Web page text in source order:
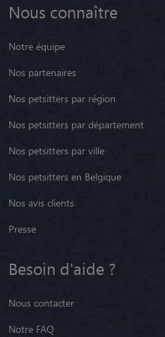
Nous connaître
Notre équipe
Nos partenaires
Nos petsitters par région
Nos petsitters par département
Nos petsitters par ville
Nos petsitters en Belgique
Nos avis clients
Presse
Besoin d'aide ?
Nous contacter
Notre FAQ